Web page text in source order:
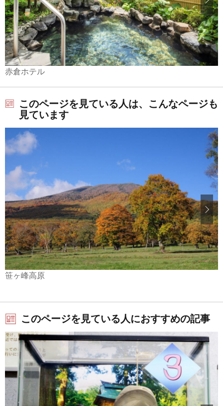
赤倉ホテル
このページを見ている人は、こんなページも
見ています
笹ヶ峰高原
このページを見ている人におすすめの記事